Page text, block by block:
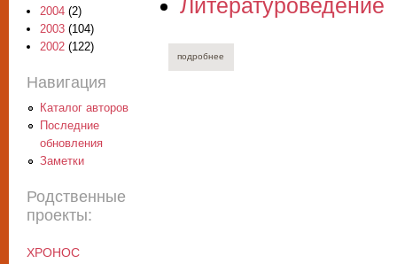
Литературоведение
подробнее
2004 (2)
2003 (104)
2002 (122)
Навигация
Каталог авторов
Последние
обновления
Заметки
Родственные
проекты:
ХРОНОС